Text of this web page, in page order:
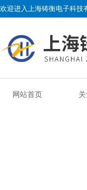
欢迎进入上海铸衡电子科技
网站首页